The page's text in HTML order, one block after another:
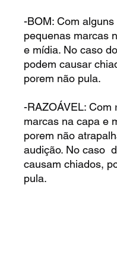
-BOM: Com
pequenas marcas
e mídia. No caso
podem causar
porem não pula.
-RAZOÁVEL: Com
marcas na capa e
porem não
audição. No caso
causam chiados,
pula.